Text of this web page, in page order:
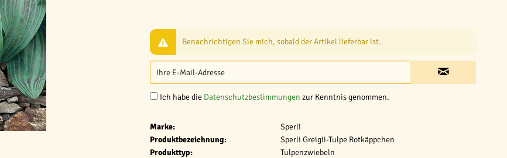
Benachrichtigen Sie mich, sobald der Artikel lieferbar ist.
Ich habe die Datenschutzbestimmungen zur Kenntnis genommen.
Marke:
Sperli
Produktbezeichnung:
Sperli Greigii-Tulpe Rotkäppchen
Produkttyp:
Tulpenzwiebeln